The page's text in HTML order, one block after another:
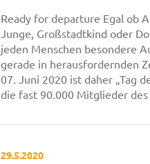
Ready for departure Egal ob
Junge, Großstadtkind oder
jeden Menschen besondere
gerade in herausfordernden
07. Juni 2020 ist daher „Tag
die fast 90.000 Mitglieder
29.5.2020